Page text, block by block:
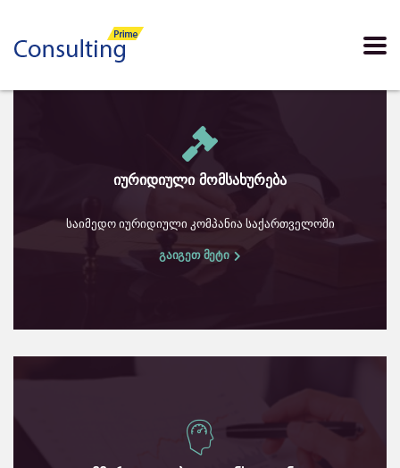
იურიდიული მომსახურება
საიმედო იურიდიული კომპანია საქართველოში
გაიგეთ მეტი